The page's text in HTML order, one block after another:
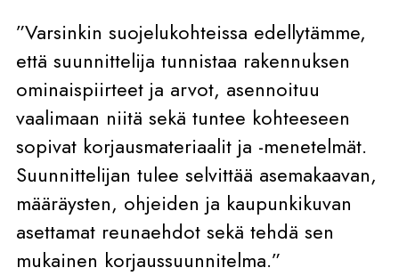
”Varsinkin suojelukohteissa edellytämme,
että suunnittelija tunnistaa rakennuksen
ominaispiirteet ja arvot, asennoituu
vaalimaan niitä sekä tuntee kohteeseen
sopivat korjausmateriaalit ja -menetelmät.
Suunnittelijan tulee selvittää asemakaavan,
määräysten, ohjeiden ja kaupunkikuvan
asettamat reunaehdot sekä tehdä sen
mukainen korjaussuunnitelma.”